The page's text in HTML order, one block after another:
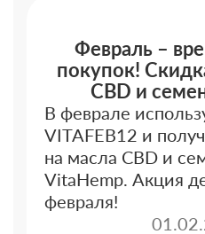
Февраль –
покупок!
CBD и
В феврале
VITAFEB12 и
на масла CBD и
VitaHemp. Акция
февраля!